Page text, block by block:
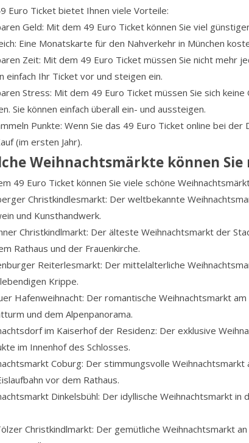
Euro Ticket bietet Ihnen viele Vorteile:
Geld: Mit dem 49 Euro Ticket können Sie viel
Eine Monatskarte für den Nahverkehr in München
Zeit: Mit dem 49 Euro Ticket müssen Sie nicht mehr
einfach Ihr Ticket vor und steigen ein.
Stress: Mit dem 49 Euro Ticket müssen Sie sich
Sie können einfach überall ein- und aussteigen.
Punkte: Wenn Sie das 49 Euro Ticket online bei
(im ersten Jahr).
Weihnachtsmärkte können
49 Euro Ticket können Sie viele schöne
Christkindlesmarkt: Der weltbekannte
und Kunsthandwerk.
Christkindlmarkt: Der älteste Weihnachtsmarkt der
Rathaus und der Frauenkirche.
Reiterlesmarkt: Der mittelalterliche
Krippe.
Hafenweihnacht: Der romantische Weihnachtsmarkt
und dem Alpenpanorama.
im Kaiserhof der Residenz: Der exklusive
im Innenhof des Schlosses.
Coburg: Der stimmungsvolle
vor dem Rathaus.
Dinkelsbühl: Der idyllische Weihnachtsmarkt
Christkindlmarkt: Der gemütliche Weihnachtsmarkt